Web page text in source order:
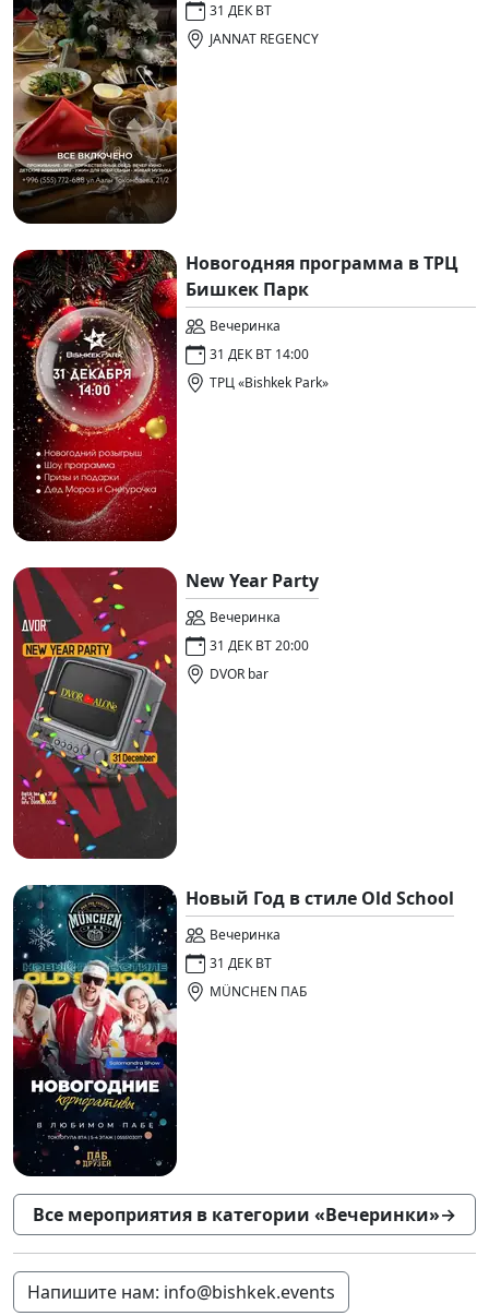
31 ДЕК ВТ
JANNAT REGENCY
Новогодняя программа в ТРЦ
Бишкек Парк
Вечеринка
31 ДЕК ВТ 14:00
ТРЦ «Bishkek Park»
New Year Party
Вечеринка
31 ДЕК ВТ 20:00
DVOR bar
Новый Год в стиле Old School
Вечеринка
31 ДЕК ВТ
MÜNCHEN ПАБ
Все мероприятия в категории «Вечеринки»→
Напишите нам: info@bishkek.events